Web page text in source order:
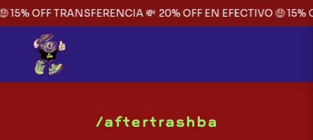
OFF TRANSFERENCIA 💸 20% OFF EN EFECTIVO 🤑 15%